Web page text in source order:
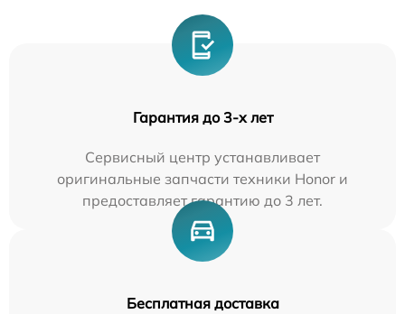
Гарантия до 3-х лет
Сервисный центр устанавливает
оригинальные запчасти техники Honor и
предоставляет гарантию до 3 лет.
Бесплатная доставка